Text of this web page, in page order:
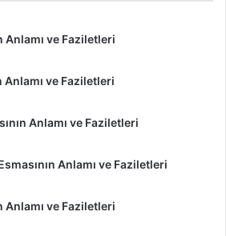
Anlamı ve Faziletleri
Anlamı ve Faziletleri
Anlamı ve Faziletleri
Anlamı ve Faziletleri
Anlamı ve Faziletleri